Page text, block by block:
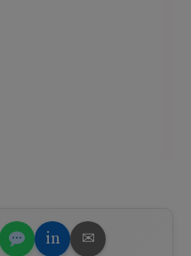
in ✉